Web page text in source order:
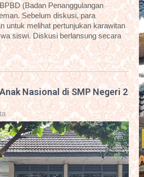
(Badan Penanggulangan
Sebelum diskusi, para
untuk melihat pertunjukan karawitan
siswi. Diskusi berlansung secara
Nasional di SMP Negeri 2